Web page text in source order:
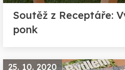
Soutěž z Receptáře:
ponk
25. 10. 2020